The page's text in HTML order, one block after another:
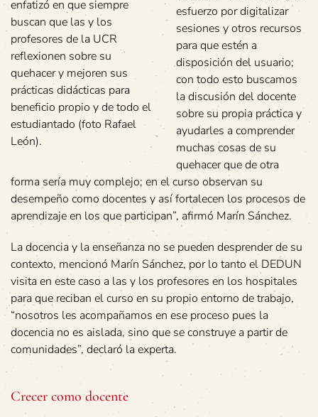
enfatizó en que siempre
buscan que las y los
profesores de la UCR
reflexionen sobre su
quehacer y mejoren sus
prácticas didácticas para
beneficio propio y de todo el
estudiantado (foto Rafael
León).
esfuerzo por digitalizar
sesiones y otros recursos
para que estén a
disposición del usuario;
con todo esto buscamos
la discusión del docente
sobre su propia práctica y
ayudarles a comprender
muchas cosas de su
quehacer que de otra
forma sería muy complejo; en el curso observan su
desempeño como docentes y así fortalecen los procesos de
aprendizaje en los que participan”, afirmó Marín Sánchez.
La docencia y la enseñanza no se pueden desprender de su
contexto, mencionó Marín Sánchez, por lo tanto el DEDUN
visita en este caso a las y los profesores en los hospitales
para que reciban el curso en su propio entorno de trabajo,
“nosotros les acompañamos en ese proceso pues la
docencia no es aislada, sino que se construye a partir de
comunidades”, declaró la experta.
Crecer como docente